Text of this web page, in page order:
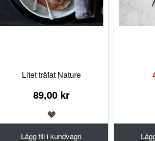
Litet träfat Nature
89,00 kr
Lägg till i kundvagn
LÄGG
TILL